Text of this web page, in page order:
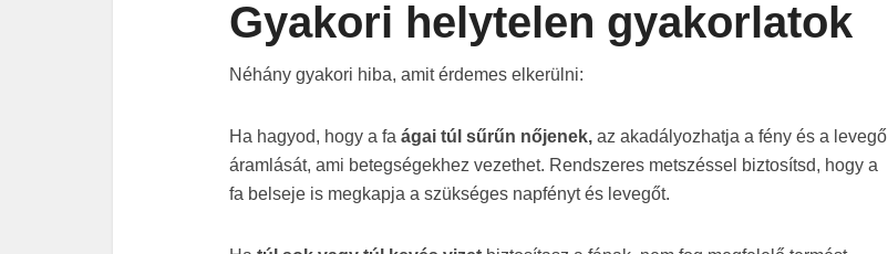
Gyakori helytelen gyakorlatok
Néhány gyakori hiba, amit érdemes elkerülni:
Ha hagyod, hogy a fa ágai túl sűrűn nőjenek, az akadályozhatja a fény és a levegő
áramlását, ami betegségekhez vezethet. Rendszeres metszéssel biztosítsd, hogy a
fa belseje is megkapja a szükséges napfényt és levegőt.